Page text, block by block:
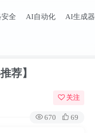
安全 AI自动化 AI生成器
荐】
关注
670 69